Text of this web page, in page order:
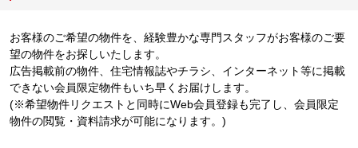
お客様のご希望の物件を、経験豊かな専門スタッフがお客様のご要
望の物件をお探しいたします。
広告掲載前の物件、住宅情報誌やチラシ、インターネット等に掲載
できない会員限定物件もいち早くお届けします。
(※希望物件リクエストと同時にWeb会員登録も完了し、会員限定
物件の閲覧・資料請求が可能になります。)